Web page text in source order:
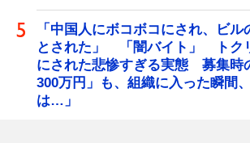
「中国人にボコボコにされ、ビ
とされた」 「闇バイト」 トク
にされた悲惨すぎる実態 募集時
300万円」も、組織に入った瞬間
は…」